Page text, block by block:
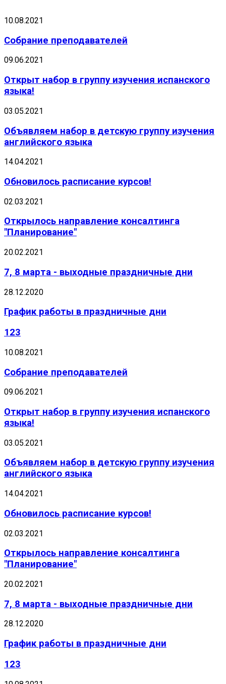
10.08.2021
Собрание преподавателей
09.06.2021
Открыт набор в группу изучения испанского
языка!
03.05.2021
Объявляем набор в детскую группу изучения
английского языка
14.04.2021
Обновилось расписание курсов!
02.03.2021
Открылось направление консалтинга
"Планирование"
20.02.2021
7, 8 марта - выходные праздничные дни
28.12.2020
График работы в праздничные дни
123
10.08.2021
Собрание преподавателей
09.06.2021
Открыт набор в группу изучения испанского
языка!
03.05.2021
Объявляем набор в детскую группу изучения
английского языка
14.04.2021
Обновилось расписание курсов!
02.03.2021
Открылось направление консалтинга
"Планирование"
20.02.2021
7, 8 марта - выходные праздничные дни
28.12.2020
График работы в праздничные дни
123